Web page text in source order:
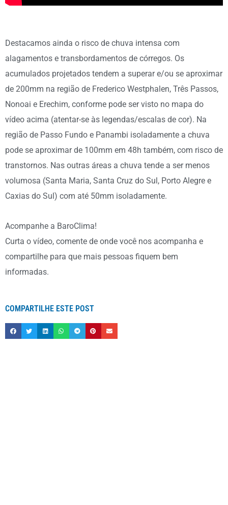
Destacamos ainda o risco de chuva intensa com
alagamentos e transbordamentos de córregos. Os
acumulados projetados tendem a superar e/ou se aproximar
de 200mm na região de Frederico Westphalen, Três Passos,
Nonoai e Erechim, conforme pode ser visto no mapa do
vídeo acima (atentar-se às legendas/escalas de cor). Na
região de Passo Fundo e Panambi isoladamente a chuva
pode se aproximar de 100mm em 48h também, com risco de
transtornos. Nas outras áreas a chuva tende a ser menos
volumosa (Santa Maria, Santa Cruz do Sul, Porto Alegre e
Caxias do Sul) com até 50mm isoladamente.
Acompanhe a BaroClima!
Curta o vídeo, comente de onde você nos acompanha e
compartilhe para que mais pessoas fiquem bem
informadas.
COMPARTILHE ESTE POST